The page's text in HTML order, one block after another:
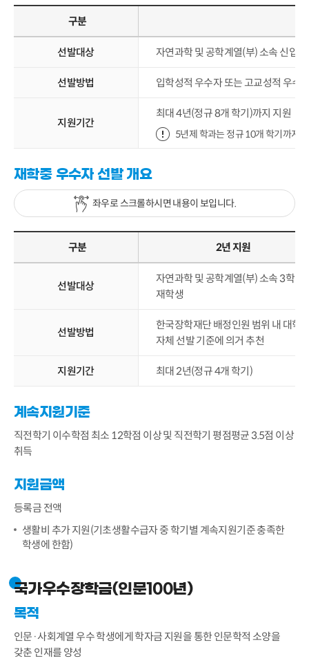
구분
선발대상 자연과학 및 공학계열(부) 소속 신입생
선발방법 입학성적 우수자 또는 고교성적 우수
지원기간
최대 4년(정규 8개 학기)까지 지원
5년제 학과는 정규 10개 학기까지
재학중 우수자 선발 개요
좌우로 스크롤하시면 내용이 보입니다.
구분 2년 지원
선발대상
자연과학 및 공학계열(부) 소속 3학년
재학생
선발방법
한국장학재단 배정인원 범위 내 대학
자체 선발 기준에 의거 추천
지원기간 최대 2년(정규 4개 학기)
계속지원기준
직전학기 이수학점 최소 12학점 이상 및 직전학기 평점평균 3.5점 이상
취득
지원금액
등록금 전액
생활비 추가 지원(기초생활수급자 중 학기별 계속지원기준 충족한
학생에 한함)
국가우수장학금(인문100년)
목적
인문·사회계열 우수 학생에게 학자금 지원을 통한 인문학적 소양을
갖춘 인재를 양성